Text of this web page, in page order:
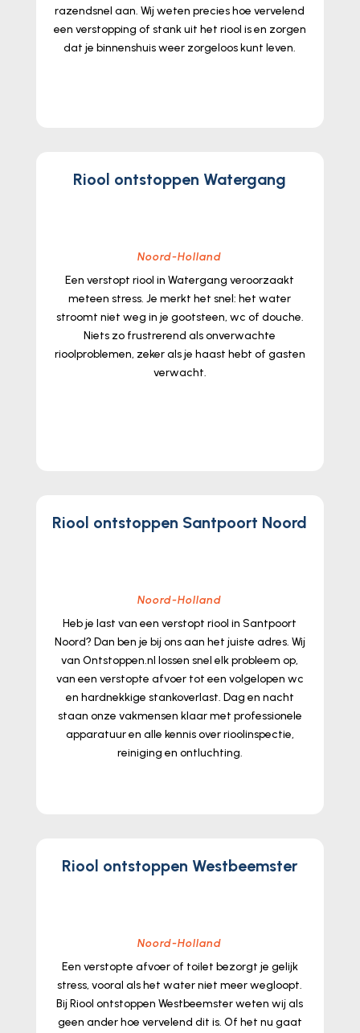
razendsnel aan.​ Wij weten precies hoe vervelend
een verstopping of stank uit het riool is en zorgen
dat je binnenshuis weer zorgeloos kunt leven.​
Riool ontstoppen Watergang
Noord-Holland
Een verstopt riool in Watergang veroorzaakt
meteen stress.​ Je merkt het snel: het water
stroomt niet weg in je gootsteen, wc of douche.​
Niets zo frustrerend als onverwachte
rioolproblemen, zeker als je haast hebt of gasten
verwacht.​
Riool ontstoppen Santpoort Noord
Noord-Holland
Heb je last van een verstopt riool in Santpoort
Noord? Dan ben je bij ons aan het juiste adres.​ Wij
van Ontstoppen.​nl lossen snel elk probleem op,
van een verstopte afvoer tot een volgelopen wc
en hardnekkige stankoverlast.​ Dag en nacht
staan onze vakmensen klaar met professionele
apparatuur en alle kennis over rioolinspectie,
reiniging en ontluchting.​
Riool ontstoppen Westbeemster
Noord-Holland
Een verstopte afvoer of toilet bezorgt je gelijk
stress, vooral als het water niet meer wegloopt.​
Bij Riool ontstoppen Westbeemster weten wij als
geen ander hoe vervelend dit is.​ Of het nu gaat